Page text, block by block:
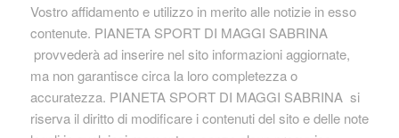
Vostro affidamento e utilizzo in merito alle notizie in esso
contenute. PIANETA SPORT DI MAGGI SABRINA
provvederà ad inserire nel sito informazioni aggiornate,
ma non garantisce circa la loro completezza o
accuratezza. PIANETA SPORT DI MAGGI SABRINA si
riserva il diritto di modificare i contenuti del sito e delle note